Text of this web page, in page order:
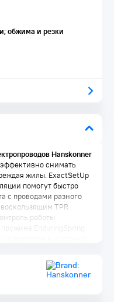
обжима и резки
Hanskonner
снимать
жилы. ExactSetUp
помогут быстро
с проводами разного
TPR
работы
EnduringSpring